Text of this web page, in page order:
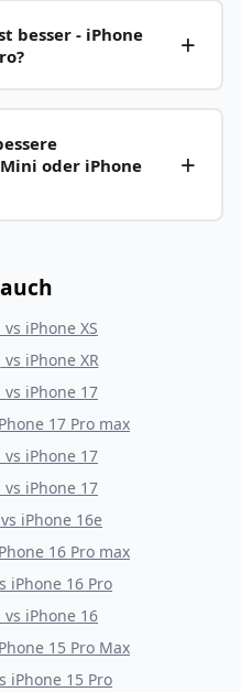
besser - iPhone
oder iPhone
vs iPhone XS
vs iPhone XR
vs iPhone 17
17 Pro max
vs iPhone 17
vs iPhone 17
vs iPhone 16e
16 Pro max
iPhone 16 Pro
vs iPhone 16
15 Pro Max
iPhone 15 Pro